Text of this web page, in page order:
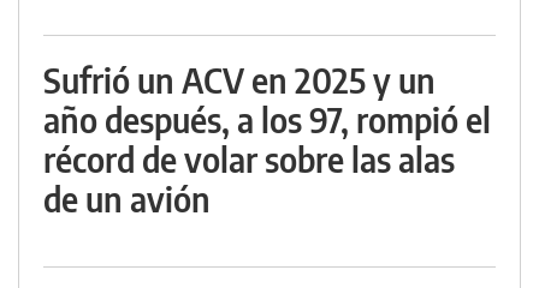
Sufrió un ACV en 2025 y un
año después, a los 97, rompió el
récord de volar sobre las alas
de un avión